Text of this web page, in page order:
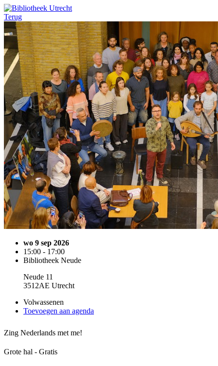
Terug
wo 9 sep 2026
15:00 - 17:00
Bibliotheek Neude
Neude 11
3512AE Utrecht
Volwassenen
Toevoegen aan agenda
Zing Nederlands met me!
Grote hal - Gratis